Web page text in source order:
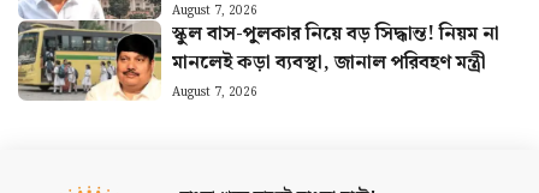
August 7, 2026
স্কুল বাস-পুলকার নিয়ে বড় সিদ্ধান্ত! নিয়ম না
মানলেই কড়া ব্যবস্থা, জানাল পরিবহণ মন্ত্রী
August 7, 2026